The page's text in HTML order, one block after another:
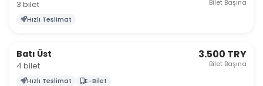
3 bilet
Bilet Başına
Hızlı Teslimat
Batı Üst
4 bilet
3.500 TRY
Bilet Başına
Hızlı Teslimat
E-Bilet